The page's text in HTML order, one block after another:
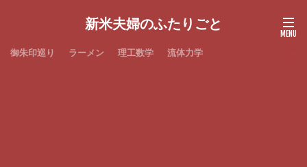
新米夫婦のふたりごと
御朱印巡り ラーメン 理工数学 流体力学